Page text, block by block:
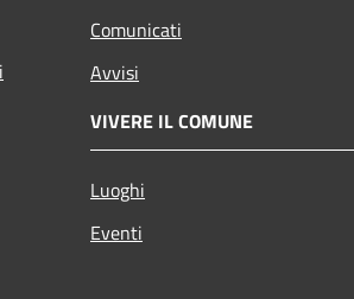
Comunicati
Avvisi
VIVERE IL COMUNE
Luoghi
Eventi